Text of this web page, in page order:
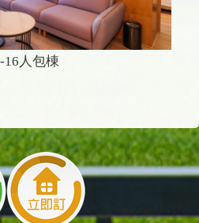
16人包棟